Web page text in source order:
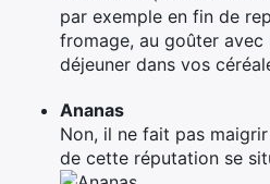
par exemple en fin de
fromage, au goûter
déjeuner dans vos
Ananas
Non, il ne fait pas maigrir
de cette réputation se